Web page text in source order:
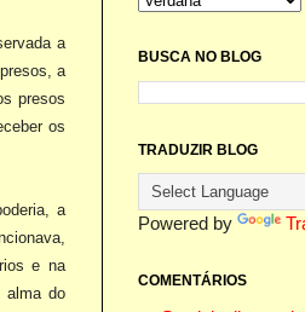
a
a
presos
os
a
e na
alma do
BUSCA NO BLOG
TRADUZIR BLOG
Powered by
COMENTÁRIOS